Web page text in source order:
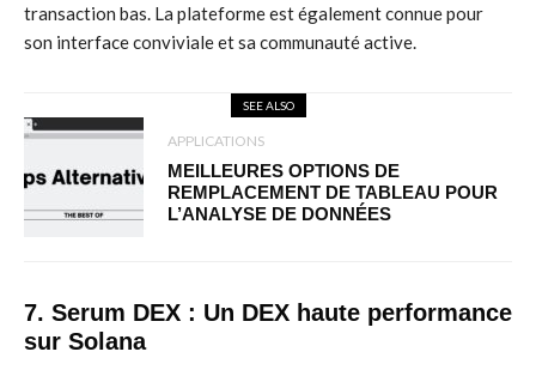
transaction bas. La plateforme est également connue pour
son interface conviviale et sa communauté active.
SEE ALSO
APPLICATIONS
MEILLEURES OPTIONS DE
REMPLACEMENT DE TABLEAU POUR
L’ANALYSE DE DONNÉES
7. Serum DEX : Un DEX haute performance
sur Solana